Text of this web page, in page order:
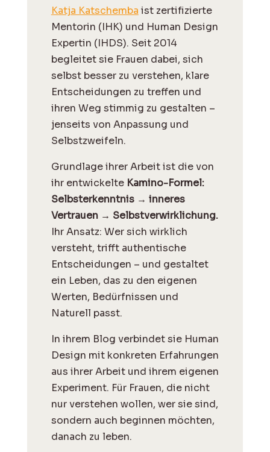
Katja Katschemba ist zertifizierte
Mentorin (IHK) und Human Design
Expertin (IHDS). Seit 2014
begleitet sie Frauen dabei, sich
selbst besser zu verstehen, klare
Entscheidungen zu treffen und
ihren Weg stimmig zu gestalten –
jenseits von Anpassung und
Selbstzweifeln.
Grundlage ihrer Arbeit ist die von
ihr entwickelte Kamino-Formel:
Selbsterkenntnis → inneres
Vertrauen → Selbstverwirklichung.
Ihr Ansatz: Wer sich wirklich
versteht, trifft authentische
Entscheidungen – und gestaltet
ein Leben, das zu den eigenen
Werten, Bedürfnissen und
Naturell passt.
In ihrem Blog verbindet sie Human
Design mit konkreten Erfahrungen
aus ihrer Arbeit und ihrem eigenen
Experiment. Für Frauen, die nicht
nur verstehen wollen, wer sie sind,
sondern auch beginnen möchten,
danach zu leben.